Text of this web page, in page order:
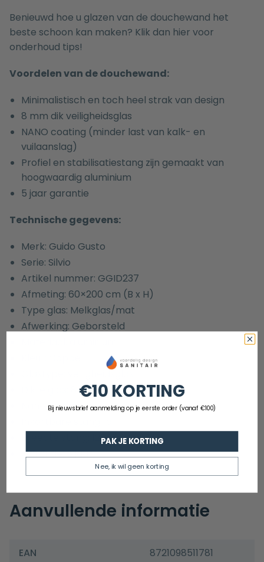
Benieuwd hoe u glazen van de douchewand het
beste schoon kan maken? Klik dan hier voor
onderhoud tips!
Voordelen van de douchewand:
Minimalistisch en toch heel strak van design
8 mm dik veiligheidsglas
NANO coating (minder last van kalk- en
vuilaanslag)
Profiel en stabilisatiestang zijn gemaakt van
hoogwaardig aluminium
5 jaar garantie
Technische gegevens:
Merk: Guido Gusto
Serie: Silvio
Artikel nummer: GGID237
Afmeting: 60×200 cm (B x H)
Type glas: Melkglas/mat
Afwerking: Geborsteld
Glastype: veiligheidsglas
Dikte glas: 8mm
Nano coating: ja
Breedte stang: 120cm
Garantie: 5 jaar
Aanvullende informatie
EAN
8721098511781
€10 KORTING
Bij nieuwsbrief aanmelding op je eerste order (vanaf €100)
PAK JE KORTING
Nee, ik wil geen korting